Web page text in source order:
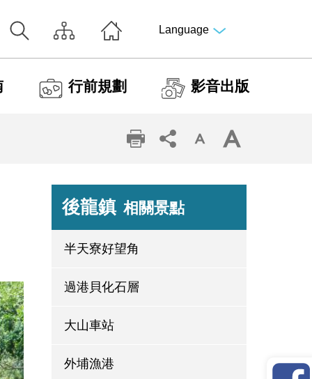
Language
行前規劃 影音出版
後龍鎮 相關景點
半天寮好望角
過港貝化石層
大山車站
外埔漁港